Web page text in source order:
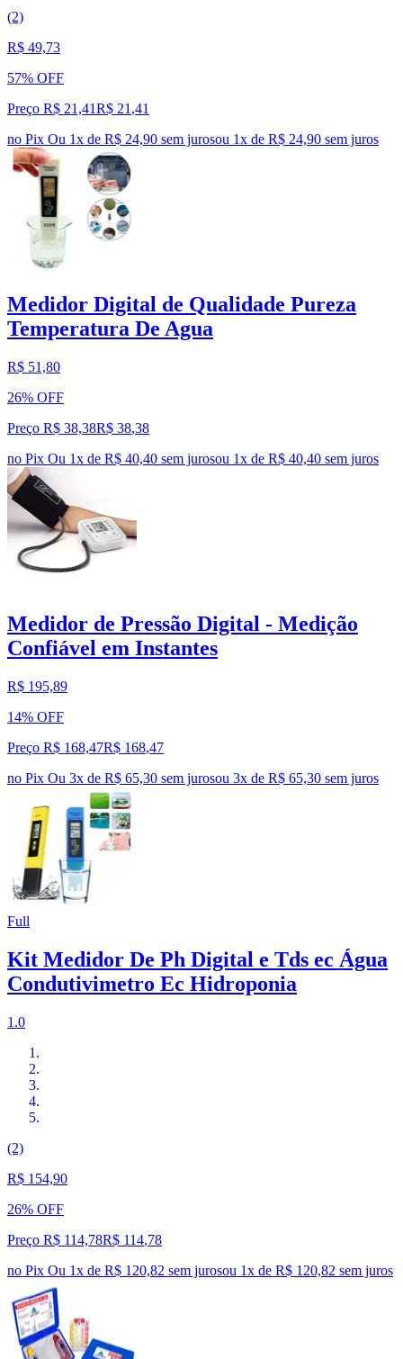
(2)
R$ 49,73
57% OFF
Preço R$ 21,41R$ 21 ,41
no Pix Ou 1x de R$ 24,90 sem jurosou 1x de R$ 24,90 sem juros
Medidor Digital de Qualidade Pureza
Temperatura De Agua
R$ 51,80
26% OFF
Preço R$ 38,38R$ 38,38
no Pix Ou 1x de R$ 40,40 sem jurosou 1x de R$ 40,40 sem juros
Medidor de Pressão Digital - Medição
Confiável em Instantes
R$ 195,89
14% OFF
Preço R$ 168,47R$ 168,47
no Pix Ou 3x de R$ 65,30 sem jurosou 3x de R$ 65,30 sem juros
Full
Kit Medidor De Ph Digital e Tds ec Água
Condutivimetro Ec Hidroponia
1.0
(2)
R$ 154,90
26% OFF
Preço R$ 114,78R$ 114,78
no Pix Ou 1x de R$ 120,82 sem jurosou 1x de R$ 120,82 sem juros